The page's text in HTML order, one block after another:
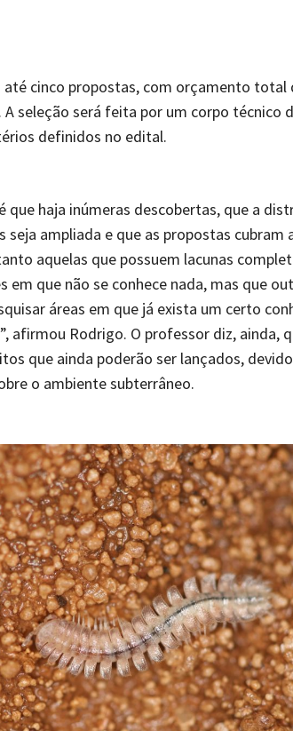
até cinco propostas, com orçamento total
A seleção será feita por um corpo técnico
definidos no edital.
que haja inúmeras descobertas, que a
seja ampliada e que as propostas cubram
aquelas que possuem lacunas
em que não se conhece nada, mas que
áreas em que já exista um certo
afirmou Rodrigo. O professor diz, ainda,
que ainda poderão ser lançados,
o ambiente subterrâneo.